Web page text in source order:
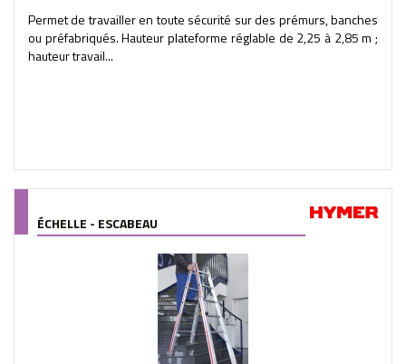
Permet de travailler en toute sécurité sur des prémurs, banches
ou préfabriqués. Hauteur plateforme réglable de 2,25 à 2,85 m ;
hauteur travail...
ÉCHELLE - ESCABEAU